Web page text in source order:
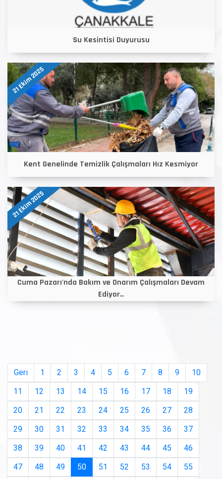
Su Kesintisi Duyurusu
21 Ekim 2025
Kent Genelinde Temizlik Çalışmaları Hız Kesmiyor
21 Ekim 2025
Cuma Pazarı'nda Bakım ve Onarım Çalışmaları Devam
Ediyor..
Geri 1 2 3 4 5 6 7 8 9
10
11
12 13 14 15 16 17 18
19
20
21 22 23 24 25 26 27
28
29
30 31 32 33 34 35 36
37
38
39 40 41 42 43 44 45
46
47
48 49 50(current)
51 52 53 54
55